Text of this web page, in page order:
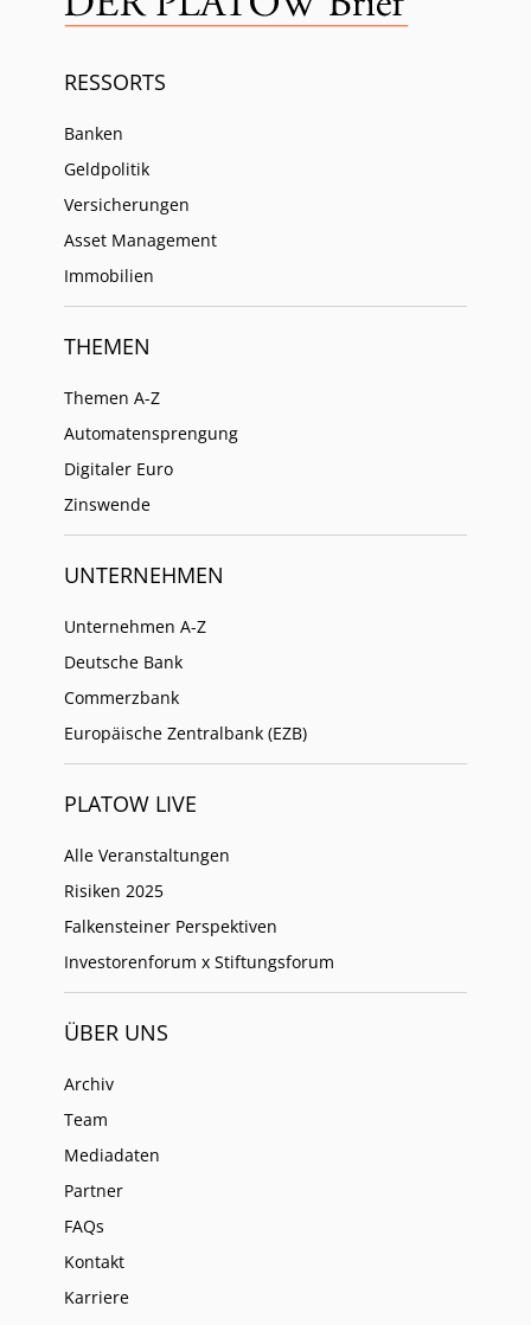
RESSORTS
Banken
Geldpolitik
Versicherungen
Asset Management
Immobilien
THEMEN
Themen A-Z
Automatensprengung
Digitaler Euro
Zinswende
UNTERNEHMEN
Unternehmen A-Z
Deutsche Bank
Commerzbank
Europäische Zentralbank (EZB)
PLATOW LIVE
Alle Veranstaltungen
Risiken 2025
Falkensteiner Perspektiven
Investorenforum x Stiftungsforum
ÜBER UNS
Archiv
Team
Mediadaten
Partner
FAQs
Kontakt
Karriere